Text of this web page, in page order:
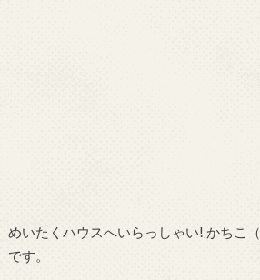
めいたくハウスへいらっしゃい! かちこ（
です。